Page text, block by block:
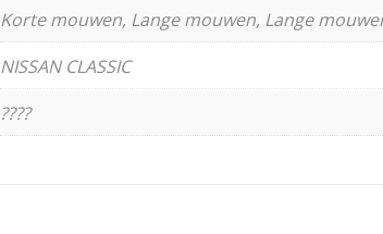
Korte mouwen, Lange mouwen, Lange
NISSAN CLASSIC
????